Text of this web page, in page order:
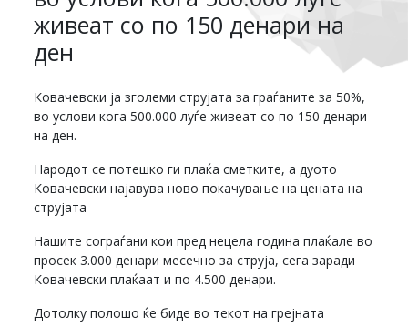
живеат со по 150 денари на
ден
Ковачевски ја зголеми струјата за граѓаните за 50%,
во услови кога 500.000 луѓе живеат со по 150 денари
на ден.
Народот се потешко ги плаќа сметките, а дуото
Ковачевски најавува ново покачување на цената на
струјата
Нашите сограѓани кои пред нецела година плаќале во
просек 3.000 денари месечно за струја, сега заради
Ковачевски плаќаат и по 4.500 денари.
Дотолку полошо ќе биде во текот на грејната